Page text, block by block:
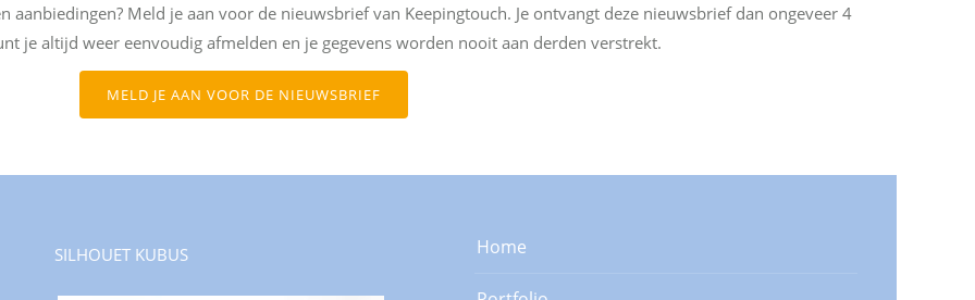
Meld je aan voor de nieuwsbrief van Keepingtouch. Je ontvangt deze nieuwsbrief dan ongeveer 4
je altijd weer eenvoudig afmelden en je gegevens worden nooit aan derden verstrekt.
MELD JE AAN VOOR DE NIEUWSBRIEF
SILHOUET KUBUS Home